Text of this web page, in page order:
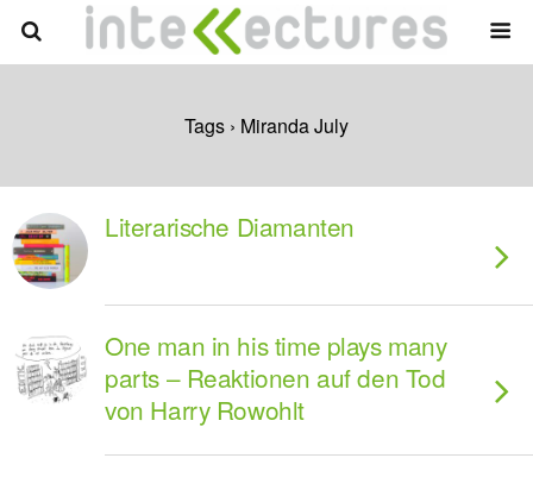
Tags › Miranda July
Literarische Diamanten
One man in his time plays many
parts – Reaktionen auf den Tod
von Harry Rowohlt